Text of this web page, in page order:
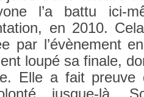
l’a battu ici-
en 2010.
par l’évène­ment
loupé sa fin­ale,
Elle a fait
jusque-là.